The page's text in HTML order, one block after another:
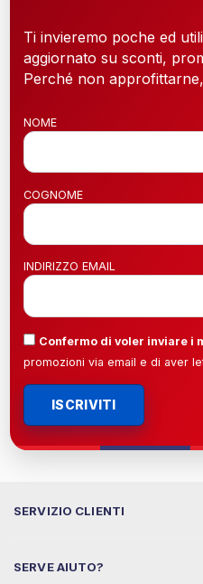
Ti invieremo poche ed
aggiornato su sconti,
Perché non
NOME
COGNOME
INDIRIZZO EMAIL
Confermo di voler inviare i
promozioni via email e di aver
ISCRIVITI
SERVIZIO CLIENTI
SERVE AIUTO?